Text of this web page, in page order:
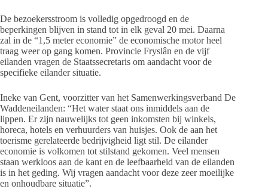
De bezoekersstroom is volledig opgedroogd en de
beperkingen blijven in stand tot in elk geval 20 mei. Daarna
zal in de “1,5 meter economie” de economische motor heel
traag weer op gang komen. Provincie Fryslân en de vijf
eilanden vragen de Staatssecretaris om aandacht voor de
specifieke eilander situatie.
Ineke van Gent, voorzitter van het Samenwerkingsverband De
Waddeneilanden: “Het water staat ons inmiddels aan de
lippen. Er zijn nauwelijks tot geen inkomsten bij winkels,
horeca, hotels en verhuurders van huisjes. Ook de aan het
toerisme gerelateerde bedrijvigheid ligt stil. De eilander
economie is volkomen tot stilstand gekomen. Veel mensen
staan werkloos aan de kant en de leefbaarheid van de eilanden
is in het geding. Wij vragen aandacht voor deze zeer moeilijke
en onhoudbare situatie”.